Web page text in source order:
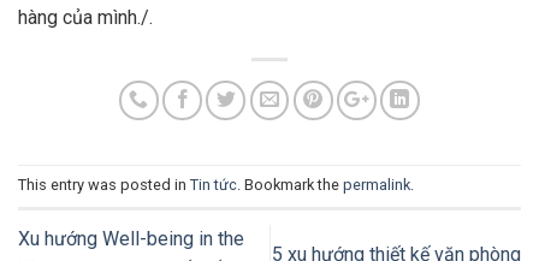
hàng của mình./.
This entry was posted in Tin tức. Bookmark the permalink.
Xu hướng Well-being in the
5 xu hướng thiết kế văn phòng